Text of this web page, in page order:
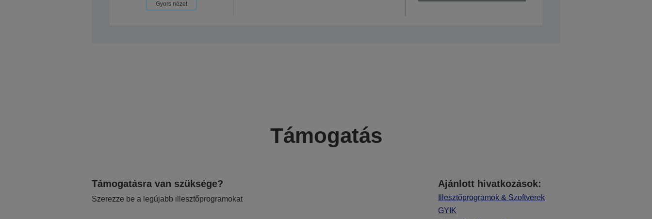
Gyors nézet
Támogatás
Támogatásra van szüksége?
Szerezze be a legújabb illesztőprogramokat
Ajánlott hivatkozások:
Illesztőprogramok & Szoftverek
GYIK